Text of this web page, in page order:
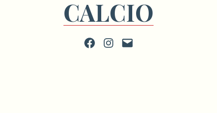
CALCIO
FacebookInstagram
scrivi